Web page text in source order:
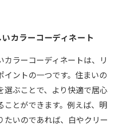
カラーコーディネート
ラーコーディネートは、リ
イントの一つです。住まいの
ぶことで、より快適で居心
とができます。例えば、明
たいのであれば、白やクリー